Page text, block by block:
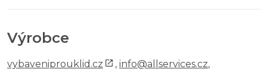
Výrobce
vybaveniprouklid.cz , info@allservices.cz,